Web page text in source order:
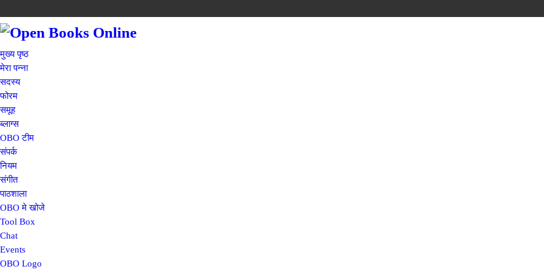
मुख्य पृष्ठ
मेरा पन्ना
सदस्य
फोरम
समूह
ब्लाग्स
OBO टीम
संपर्क
नियम
संगीत
पाठशाला
OBO मे खोजे
Tool Box
Chat
Events
OBO Logo